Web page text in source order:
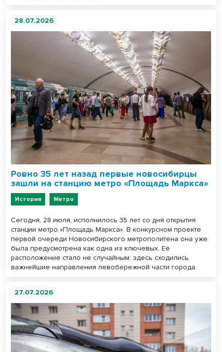
28.07.2026
Ровно 35 лет назад первые новосибирцы
зашли на станцию метро «Площадь Маркса»
История Метро
Сегодня, 28 июля, исполнилось 35 лет со дня открытия
станции метро «Площадь Маркса». В конкурсном проекте
первой очереди Новосибирского метрополитена она уже
была предусмотрена как одна из ключевых. Её
расположение стало не случайным: здесь сходились
важнейшие направления левобережной части города.
27.07.2026